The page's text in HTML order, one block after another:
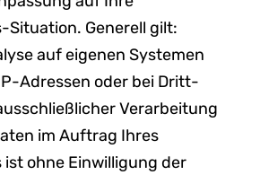
Situation. Generell gilt:
auf eigenen Systemen
Adressen oder bei Dritt-
Verarbeitung
im Auftrag Ihres
ohne Einwilligung der